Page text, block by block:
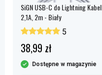
SiGN USB-C do Lightning Kabel
2,1A, 2m - Biały
5
38,99 zł
Dostępne w magazynie